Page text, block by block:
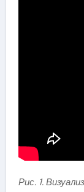
Рис. 1.